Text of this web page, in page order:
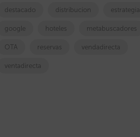
destacado distribucion estrategia
google hoteles metabuscadores
OTA reservas vendadirecta
ventadirecta